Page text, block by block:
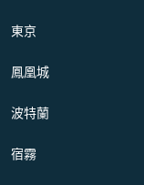
東京
鳳凰城
波特蘭
宿霧